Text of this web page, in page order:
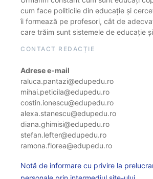
cum face politicile din educație și
îi formează pe profesori, cât de
care trăim sunt sistemele de educație
CONTACT REDACȚIE
Adrese e-mail
raluca.pantazi@edupedu.ro
mihai.peticila@edupedu.ro
costin.ionescu@edupedu.ro
alexa.stanescu@edupedu.ro
diana.ghimisi@edupedu.ro
stefan.lefter@edupedu.ro
ramona.florea@edupedu.ro
Notă de informare cu privire la